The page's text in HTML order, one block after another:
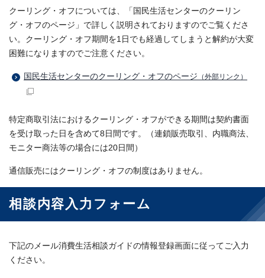
クーリング・オフについては、「国民生活センターのクーリン
グ・オフのページ」で詳しく説明されておりますのでご覧くださ
い。クーリング・オフ期間を1日でも経過してしまうと解約が大変
困難になりますのでご注意ください。
国民生活センターのクーリング・オフのページ （外部リンク）
特定商取引法におけるクーリング・オフができる期間は契約書面
を受け取った日を含めて8日間です。（連鎖販売取引、内職商法、
モニター商法等の場合には20日間）
通信販売にはクーリング・オフの制度はありません。
相談内容入力フォーム
下記のメール消費生活相談ガイドの情報登録画面に従ってご入力
ください。